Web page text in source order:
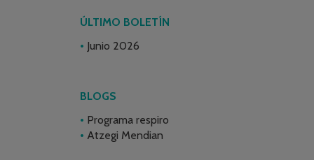
ÚLTIMO BOLETÍN
Junio 2026
BLOGS
Programa respiro
Atzegi Mendian